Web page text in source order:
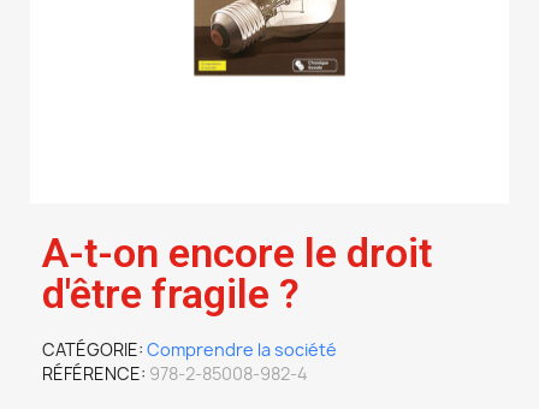
A-t-on encore le droit
d'être fragile ?
CATÉGORIE Comprendre la société
RÉFÉRENCE 978-2-85008-982-4